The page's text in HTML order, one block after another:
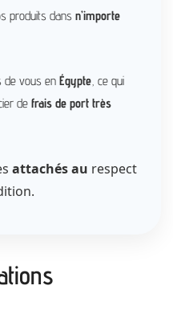
produits dans n’importe
de vous en Égypte, ce qui
de frais de port très
attachés au respect